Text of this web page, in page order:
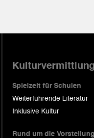
Kulturvermittlung
Spielzeit für Schulen
Weiterführende Literatur
Inklusive Kultur
Rund um die